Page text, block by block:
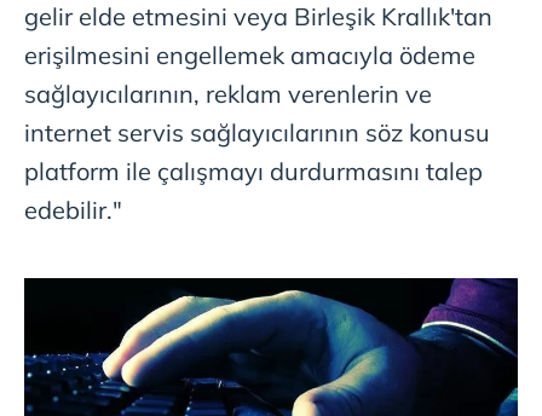
gelir elde etmesini veya Birleşik Krallık'tan
erişilmesini engellemek amacıyla ödeme
sağlayıcılarının, reklam verenlerin ve
internet servis sağlayıcılarının söz konusu
platform ile çalışmayı durdurmasını talep
edebilir."